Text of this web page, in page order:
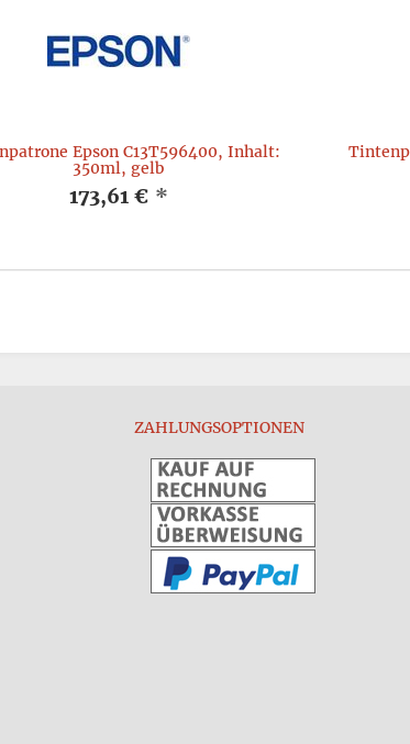
Epson C13T596400, Inhalt:
350ml, gelb
173,61 € *
ZAHLUNGSOPTIONEN